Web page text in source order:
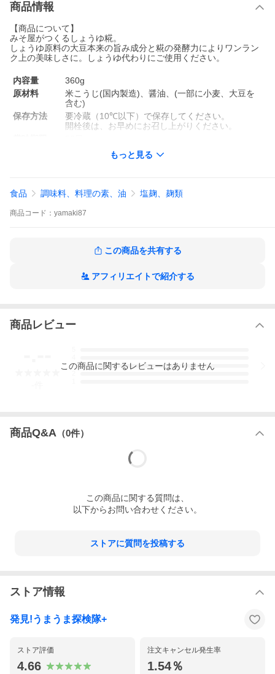
商品情報
【商品について】
みそ屋がつくるしょうゆ糀。
しょうゆ原料の大豆本来の旨み成分と糀の発酵力によりワンラン
ク上の美味しさに。しょうゆ代わりにご使用ください。
内容量
360g
原材料
米こうじ(国内製造)、醤油、(一部に小麦、大豆を
含む)
保存方法
要冷蔵（10℃以下）で保存してください。
開栓後は、お早めにお召し上がりください。
もっと見る
食品 調味料、料理の素、油 塩麹、麹類
商品 コード： yamaki87
この商品を共有する
アフィリエイトで紹介する
商品レビュー
3
この商品に関するレビューはありません
商品Q&A （0件）
この商品に関する質問は、
以下からお問い合わせください。
ストアに質問を投稿する
ストア情報
発見!うまうま探検隊+
ストア評価
4.66
注文キャンセル発生率
1.54％